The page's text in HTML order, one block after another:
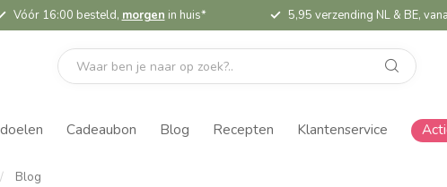
Vóór 16:00 besteld, morgen in huis* 5,95 verzending NL & BE,
Cadeaubon Blog Recepten Klantenservice
/ Blog